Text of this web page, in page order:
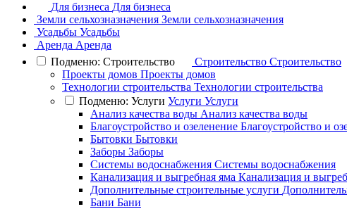
Для бизнеса Для бизнеса
Земли сельхозназначения Земли сельхозназначения
Усадьбы Усадьбы
Аренда Аренда
Подменю: Строительство
Строительство Строительство
Проекты домов Проекты домов
Технологии строительства Технологии строительства
Подменю: Услуги Услуги Услуги
Анализ качества воды Анализ качества воды
Благоустройство и озеленение Благоустройство и
Бытовки Бытовки
Заборы Заборы
Системы водоснабжения Системы водоснабжения
Канализация и выгребная яма Канализация и
Дополнительные строительные услуги
Бани Бани